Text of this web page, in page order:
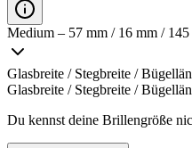
Medium – 57 mm / 16 mm / 145
Glasbreite / Stegbreite /
Glasbreite / Stegbreite /
Du kennst deine Brillengröße